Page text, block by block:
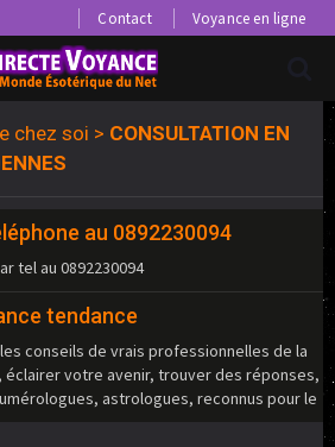
Contact Voyance en ligne
chez soi > CONSULTATION EN
au 0892230094
tel au 0892230094
tendance
conseils de vrais professionnelles de la
votre avenir, trouver des réponses,
astrologues, reconnus pour le